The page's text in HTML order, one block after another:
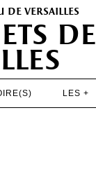
de versailles
de
LES +